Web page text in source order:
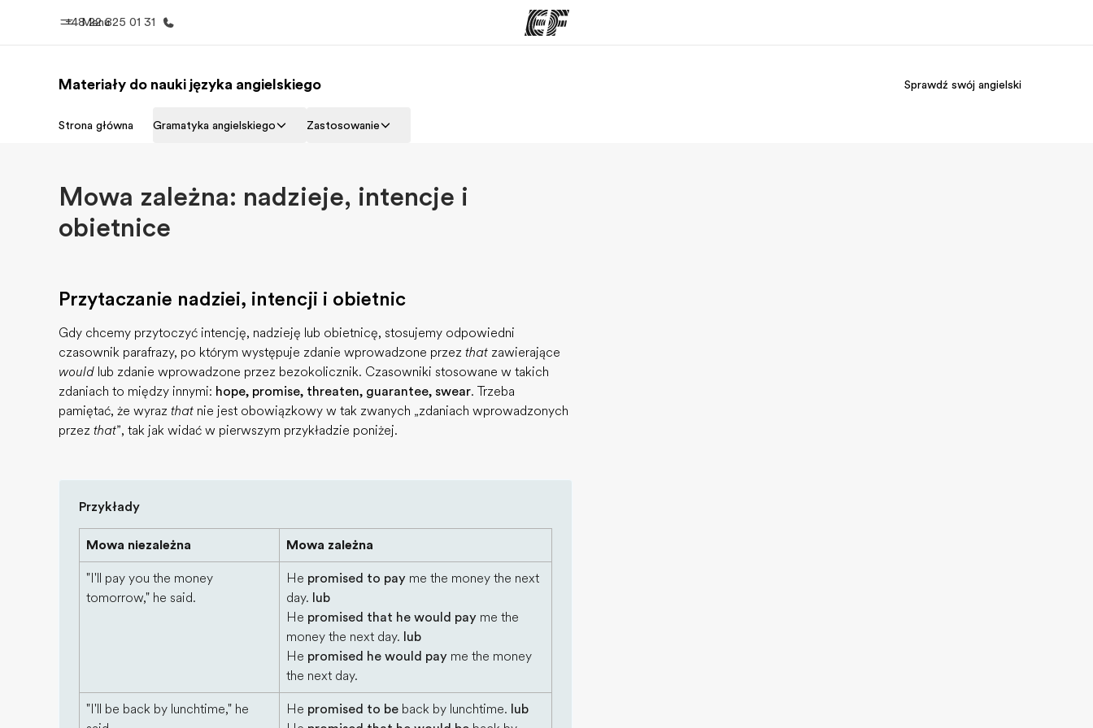
Menu
+48 22 825 01 31
Home Nasze programy
Materiały do nauki języka angielskiego Sprawdź swój angielski
Strona główna Gramatyka angielskiego Zastosowanie
Mowa zależna: nadzieje, intencje i
obietnice
Przytaczanie nadziei, intencji i obietnic
Gdy chcemy przytoczyć intencję, nadzieję lub obietnicę, stosujemy odpowiedni
czasownik parafrazy, po którym występuje zdanie wprowadzone przez that zawierające
would lub zdanie wprowadzone przez bezokolicznik. Czasowniki stosowane w takich
zdaniach to między innymi: hope, promise, threaten, guarantee, swear. Trzeba
pamiętać, że wyraz that nie jest obowiązkowy w tak zwanych „zdaniach wprowadzonych
przez that”, tak jak widać w pierwszym przykładzie poniżej.
Przykłady
Mowa niezależna Mowa zależna
"I'll pay you the money
tomorrow," he said.
He promised to pay me the money the next
day. lub
He promised that he would pay me the
money the next day. lub
He promised he would pay me the money
the next day.
"I'll be back by lunchtime," he
He promised to be back by lunchtime. lub